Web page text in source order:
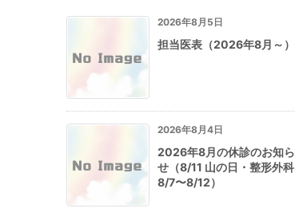
2026年8月5日
担当医表（2026年8月～）
2026年8月4日
2026年8月の休診のお知ら
せ（8/11 山の日・整形外科
8/7〜8/12）